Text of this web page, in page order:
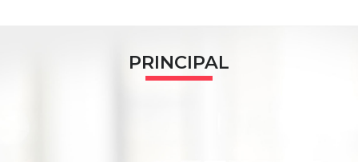
PRINCIPAL